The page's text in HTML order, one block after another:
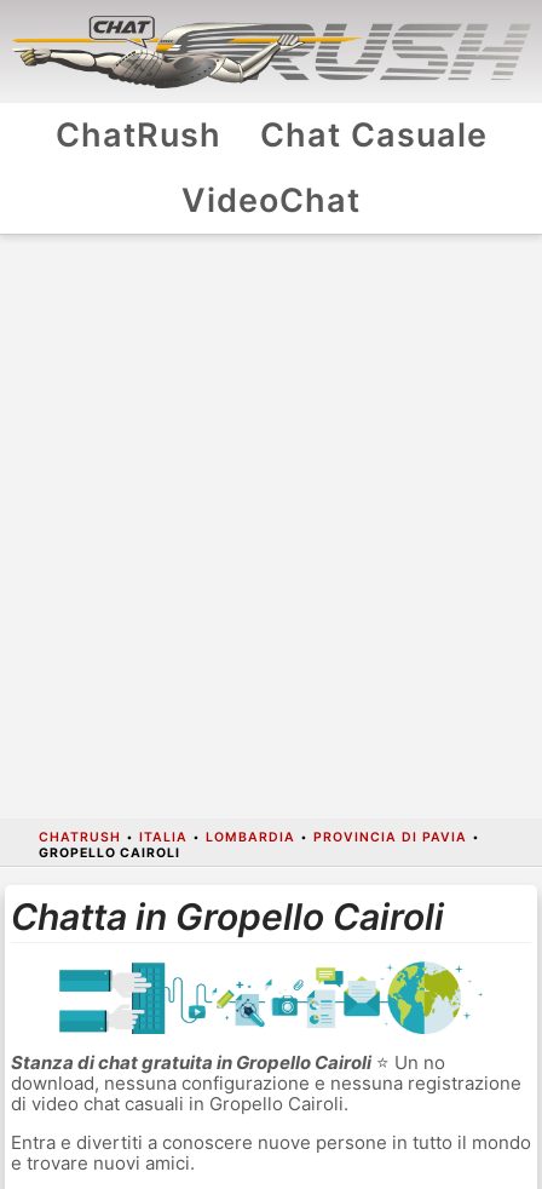
ChatRush
Chat Casuale
VideoChat
CHATRUSH • ITALIA • LOMBARDIA • PROVINCIA DI PAVIA •
GROPELLO CAIROLI
Chatta in Gropello Cairoli
Stanza di chat gratuita in Gropello Cairoli⭐ Un no
download, nessuna configurazione e nessuna registrazione
di video chat casuali in Gropello Cairoli.
Entra e divertiti a conoscere nuove persone in tutto il mondo
e trovare nuovi amici.